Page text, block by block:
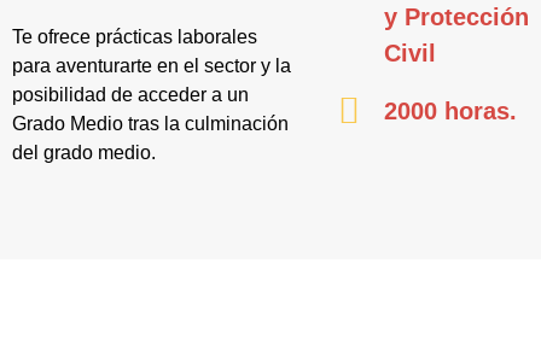
Te ofrece prácticas laborales
para aventurarte en el sector y la
posibilidad de acceder a un
Grado Medio tras la culminación
del grado medio.
y Protección
Civil
2000 horas.